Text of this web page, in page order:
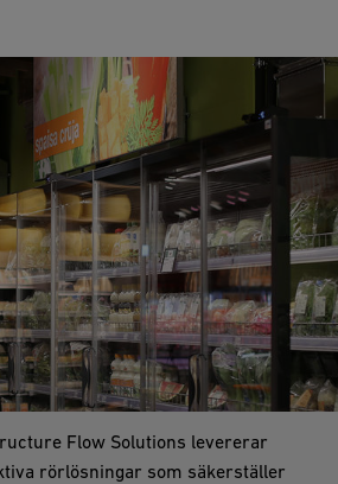
för att lagra råmaterial,
alkohol vid optimala
Flow Solutions levererar
rörlösningar som säkerställer